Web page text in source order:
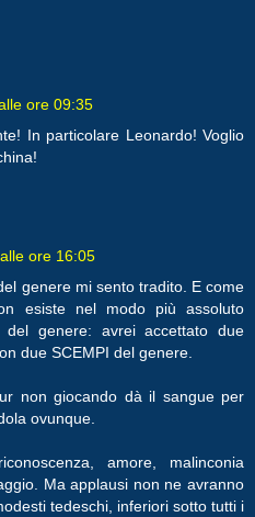
ore 09:35
In particolare Leonardo! Voglio
ore 16:05
genere mi sento tradito. E come
esiste nel modo più assoluto
genere: avrei accettato due
due SCEMPI del genere.
non giocando dà il sangue per
ovunque.
amore, malinconia
Ma applausi non ne avranno
tedeschi, inferiori sotto tutti i